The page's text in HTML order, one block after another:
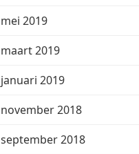
mei 2019
maart 2019
januari 2019
november 2018
september 2018